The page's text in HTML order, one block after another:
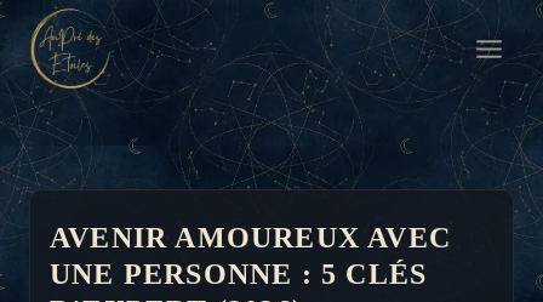
Aller
au
contenu
AVENIR AMOUREUX AVEC
UNE PERSONNE : 5 CLÉS